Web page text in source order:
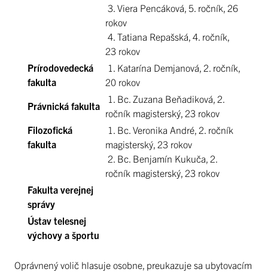
3. Viera Pencáková, 5. ročník, 26
rokov
4. Tatiana Repašská, 4. ročník,
23 rokov
Prírodovedecká
fakulta
1. Katarína Demjanová, 2. ročník,
20 rokov
Právnická fakulta
1. Bc. Zuzana Beňadiková, 2.
ročník magisterský, 23 rokov
Filozofická
fakulta
1. Bc. Veronika André, 2. ročník
magisterský, 23 rokov
2. Bc. Benjamín Kukuča, 2.
ročník magisterský, 23 rokov
Fakulta verejnej
správy
Ústav telesnej
výchovy a športu
Oprávnený volič hlasuje osobne, preukazuje sa ubytovacím